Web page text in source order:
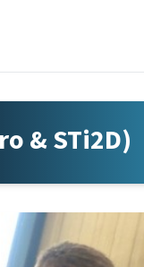
& STi2D)